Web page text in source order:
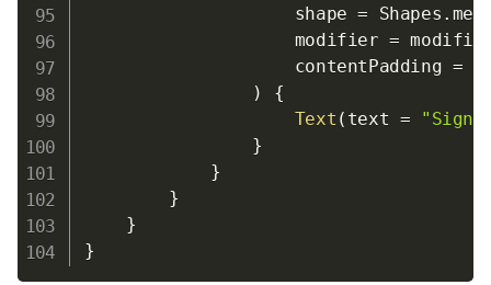
                    shape
= Shapes .
                    modifier
=
                    contentPadding
=
)
{
Text ( text =
"Sign
}
}
}
}
}